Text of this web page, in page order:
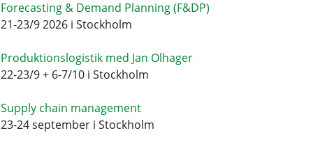
Forecasting & Demand Planning (F&DP)
21-23/9 2026 i Stockholm
Produktionslogistik med Jan Olhager
22-23/9 + 6-7/10 i Stockholm
Supply chain management
23-24 september i Stockholm